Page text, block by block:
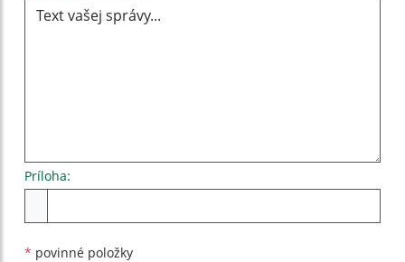
Príloha:
* povinné položky